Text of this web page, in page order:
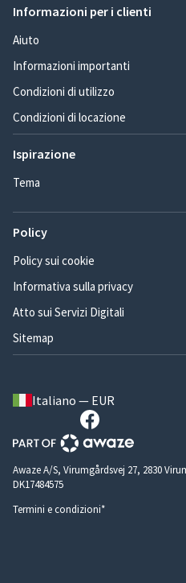
Informazioni per i clienti
Aiuto
Informazioni importanti
Condizioni di utilizzo
Condizioni di locazione
Ispirazione
Tema
Policy
Policy sui cookie
Informativa sulla privacy
Atto sui Servizi Digitali
Sitemap
Italiano — EUR
Awaze A/S, Virumgårdsvej 27, 2830
DK17484575
Termini e condizioni*